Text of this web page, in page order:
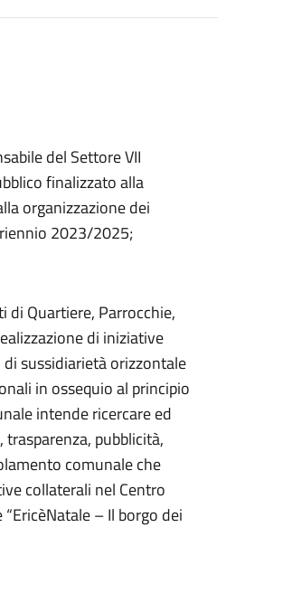
del Settore VII
finalizzato alla
organizzazione dei
2023/2025;
di Quartiere, Parrocchie,
di iniziative
sussidiarietà orizzontale
in ossequio al principio
intende ricercare ed
pubblicità,
comunale che
collaterali nel Centro
– Il borgo dei